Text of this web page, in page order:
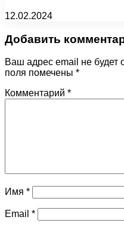
12.02.2024
Добавить
Ваш адрес email не будет
поля помечены *
Комментарий *
Имя *
Email *